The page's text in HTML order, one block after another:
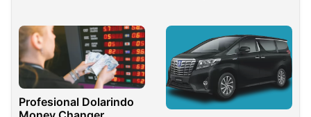
Profesional Dolarindo